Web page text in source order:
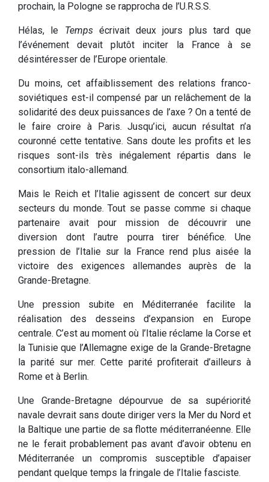
prochain, la Pologne se rapprocha de l’U.R.S.S.
Hélas, le Tempsécrivait deux jours plus tard que
l’événement devait plutôt inciter la France à se
désintéresser de l’Europe orientale.
Du moins, cet affaiblissement des relations franco-
soviétiques est-il compensé par un relâchement de la
solidarité des deux puissances de l’axe ? On a tenté de
le faire croire à Paris. Jusqu’ici, aucun résultat n’a
couronné cette tentative. Sans doute les profits et les
risques sont-ils très inégalement répartis dans le
consortium italo-allemand.
Mais le Reich et l’Italie agissent de concert sur deux
secteurs du monde. Tout se passe comme si chaque
partenaire avait pour mission de découvrir une
diversion dont l’autre pourra tirer bénéfice. Une
pression de l’Italie sur la France rend plus aisée la
victoire des exigences allemandes auprès de la
Grande-Bretagne.
Une pression subite en Méditerranée facilite la
réalisation des desseins d’expansion en Europe
centrale. C’est au moment où l’Italie réclame la Corse et
la Tunisie que l’Allemagne exige de la Grande-Bretagne
la parité sur mer. Cette parité profiterait d’ailleurs à
Rome et à Berlin.
Une Grande-Bretagne dépourvue de sa supériorité
navale devrait sans doute diriger vers la Mer du Nord et
la Baltique une partie de sa flotte méditerranéenne. Elle
ne le ferait probablement pas avant d’avoir obtenu en
Méditerranée un compromis susceptible d’apaiser
pendant quelque temps la fringale de l’Italie fasciste.